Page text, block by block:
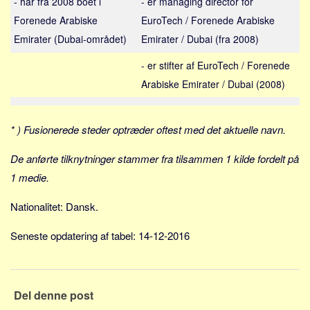
Norge
Thailand
USA
Alle
Nøgleord
Bolig
Job
Investering
Pension og opsparing
Forbrug
Forenede Arabiske
Emirater (Dubai-området)
EuroTech / Forenede Arabiske
Emirater / Dubai (fra 2008)
- er stifter af EuroTech / Forenede
Arabiske Emirater / Dubai (2008)
* ) Fusionerede steder optræder oftest med det aktuelle navn.
De anførte tilknytninger stammer fra tilsammen 1 kilde fordelt på
1 medie.
Nationalitet: Dansk.
Seneste opdatering af tabel: 14-12-2016
Del denne post